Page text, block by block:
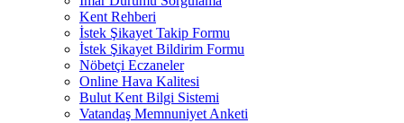
Kent Rehberi
İstek Şikayet Takip Formu
İstek Şikayet Bildirim Formu
Nöbetçi Eczaneler
Online Hava Kalitesi
Bulut Kent Bilgi Sistemi
Vatandaş Memnuniyet Anketi